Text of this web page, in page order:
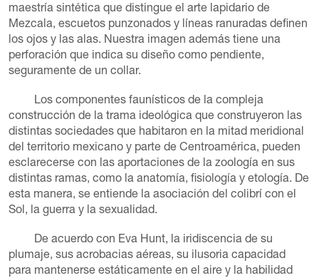
maestría sintética que distingue el arte lapidario de
Mezcala, escuetos punzonados y líneas ranuradas definen
los ojos y las alas. Nuestra imagen además tiene una
perforación que indica su diseño como pendiente,
seguramente de un collar.
Los componentes faunísticos de la compleja
construcción de la trama ideológica que construyeron las
distintas sociedades que habitaron en la mitad meridional
del territorio mexicano y parte de Centroamérica, pueden
esclarecerse con las aportaciones de la zoología en sus
distintas ramas, como la anatomía, fisiología y etología. De
esta manera, se entiende la asociación del colibrí con el
Sol, la guerra y la sexualidad.
De acuerdo con Eva Hunt, la iridiscencia de su
plumaje, sus acrobacias aéreas, su ilusoria capacidad
para mantenerse estáticamente en el aire y la habilidad